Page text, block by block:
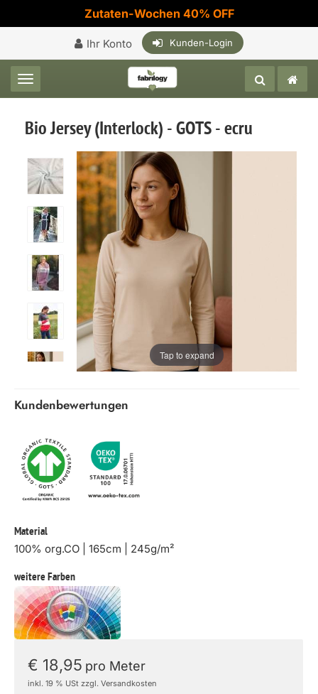
Zutaten-Wochen 40% OFF
Ihr Konto Kunden-Login
Toggle navigation
Bio Jersey (Interlock) - GOTS - ecru
Tap to expand
Kundenbewertungen
Material
100% org.CO | 165cm | 245g/m²
weitere Farben
€ 18,95 pro Meter
inkl. 19 % USt zzgl. Versandkosten